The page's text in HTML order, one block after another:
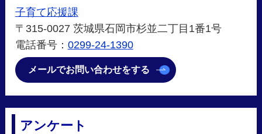
子育て応援課
〒315-0027 茨城県石岡市杉並二丁目1番1号
電話番号： 0299-24-1390
メールでお問い合わせをする
アンケート